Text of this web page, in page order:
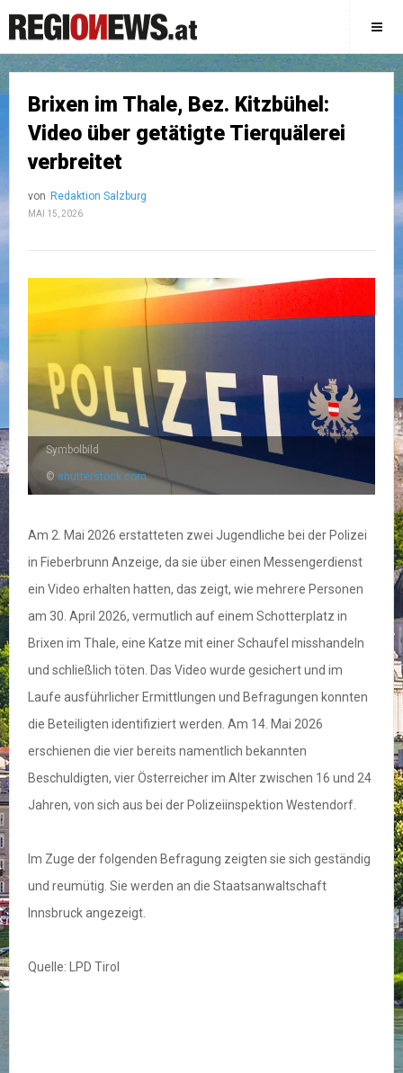
Brixen im Thale, Bez. Kitzbühel:
Video über getätigte Tierquälerei
verbreitet
von Redaktion Salzburg
MAI 15, 2026
Symbolbild
© shutterstock.com
Am 2. Mai 2026 erstatteten zwei Jugendliche bei der Polizei
in Fieberbrunn Anzeige, da sie über einen Messengerdienst
ein Video erhalten hatten, das zeigt, wie mehrere Personen
am 30. April 2026, vermutlich auf einem Schotterplatz in
Brixen im Thale, eine Katze mit einer Schaufel misshandeln
und schließlich töten. Das Video wurde gesichert und im
Laufe ausführlicher Ermittlungen und Befragungen konnten
die Beteiligten identifiziert werden. Am 14. Mai 2026
erschienen die vier bereits namentlich bekannten
Beschuldigten, vier Österreicher im Alter zwischen 16 und 24
Jahren, von sich aus bei der Polizeiinspektion Westendorf.
Im Zuge der folgenden Befragung zeigten sie sich geständig
und reumütig. Sie werden an die Staatsanwaltschaft
Innsbruck angezeigt.
Quelle: LPD Tirol